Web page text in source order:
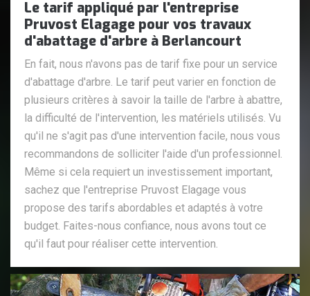
Le tarif appliqué par l'entreprise
Pruvost Elagage pour vos travaux
d'abattage d'arbre à Berlancourt
En fait, nous n'avons pas de tarif fixe pour un service
d'abattage d'arbre. Le tarif peut varier en fonction de
plusieurs critères à savoir la taille de l'arbre à abattre,
la difficulté de l'intervention, les matériels utilisés. Vu
qu'il ne s'agit pas d'une intervention facile, nous vous
recommandons de solliciter l'aide d'un professionnel.
Même si cela requiert un investissement important,
sachez que l'entreprise Pruvost Elagage vous
propose des tarifs abordables et adaptés à votre
budget. Faites-nous confiance, nous avons tout ce
qu'il faut pour réaliser cette intervention.